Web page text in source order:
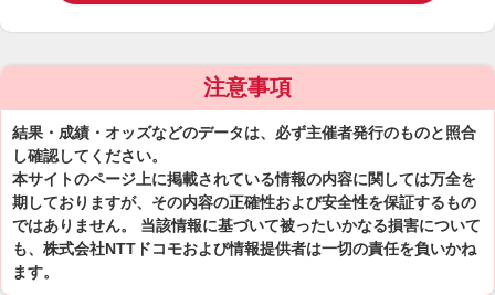
注意事項
結果・成績・オッズなどのデータは、必ず主催者発行のものと照合
し確認してください。
本サイトのページ上に掲載されている情報の内容に関しては万全を
期しておりますが、その内容の正確性および安全性を保証するもの
ではありません。 当該情報に基づいて被ったいかなる損害について
も、株式会社NTTドコモおよび情報提供者は一切の責任を負いかね
ます。